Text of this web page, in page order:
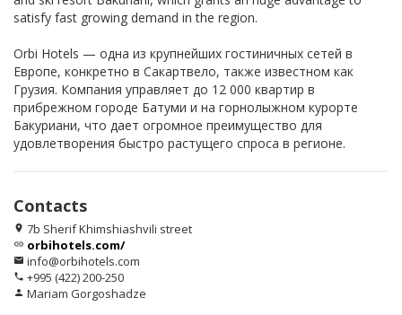
satisfy fast growing demand in the region.
Orbi Hotels — одна из крупнейших гостиничных сетей в
Европе, конкретно в Сакартвело, также известном как
Грузия. Компания управляет до 12 000 квартир в
прибрежном городе Батуми и на горнолыжном курорте
Бакуриани, что дает огромное преимущество для
удовлетворения быстро растущего спроса в регионе.
Contacts
location_on 7b Sherif Khimshiashvili street
link orbihotels.com/
email info@orbihotels.com
phone +995 (422) 200-250
person Mariam Gorgoshadze